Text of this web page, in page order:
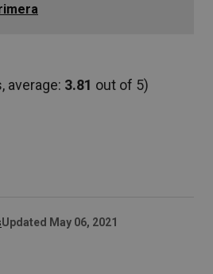
average: 3.81 out of 5)
Updated May 06, 2021